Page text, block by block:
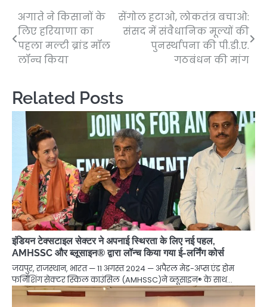
Post
navigation
अगाते ने किसानों के
लिए हरियाणा का
पहला मल्टी ब्रांड मॉल
लॉन्च किया
सेंगोल हटाओ, लोकतंत्र बचाओ:
संसद में संवैधानिक मूल्यों की
पुनर्स्थापना की पी.डी.ए.
गठबंधन की मांग
Related Posts
इंडियन टेक्सटाइल सेक्टर ने अपनाई स्थिरता के लिए नई पहल,
AMHSSC और ब्लूसाइन® द्वारा लॉन्च किया गया ई-लर्निंग कोर्स
जयपुर, राजस्थान, भारत — 11 अगस्त 2024 — अपैरल मेड-अप्स एंड होम
फर्निशिंग सेक्टर स्किल काउंसिल (AMHSSC)ने ब्लूसाइन® के साथ…